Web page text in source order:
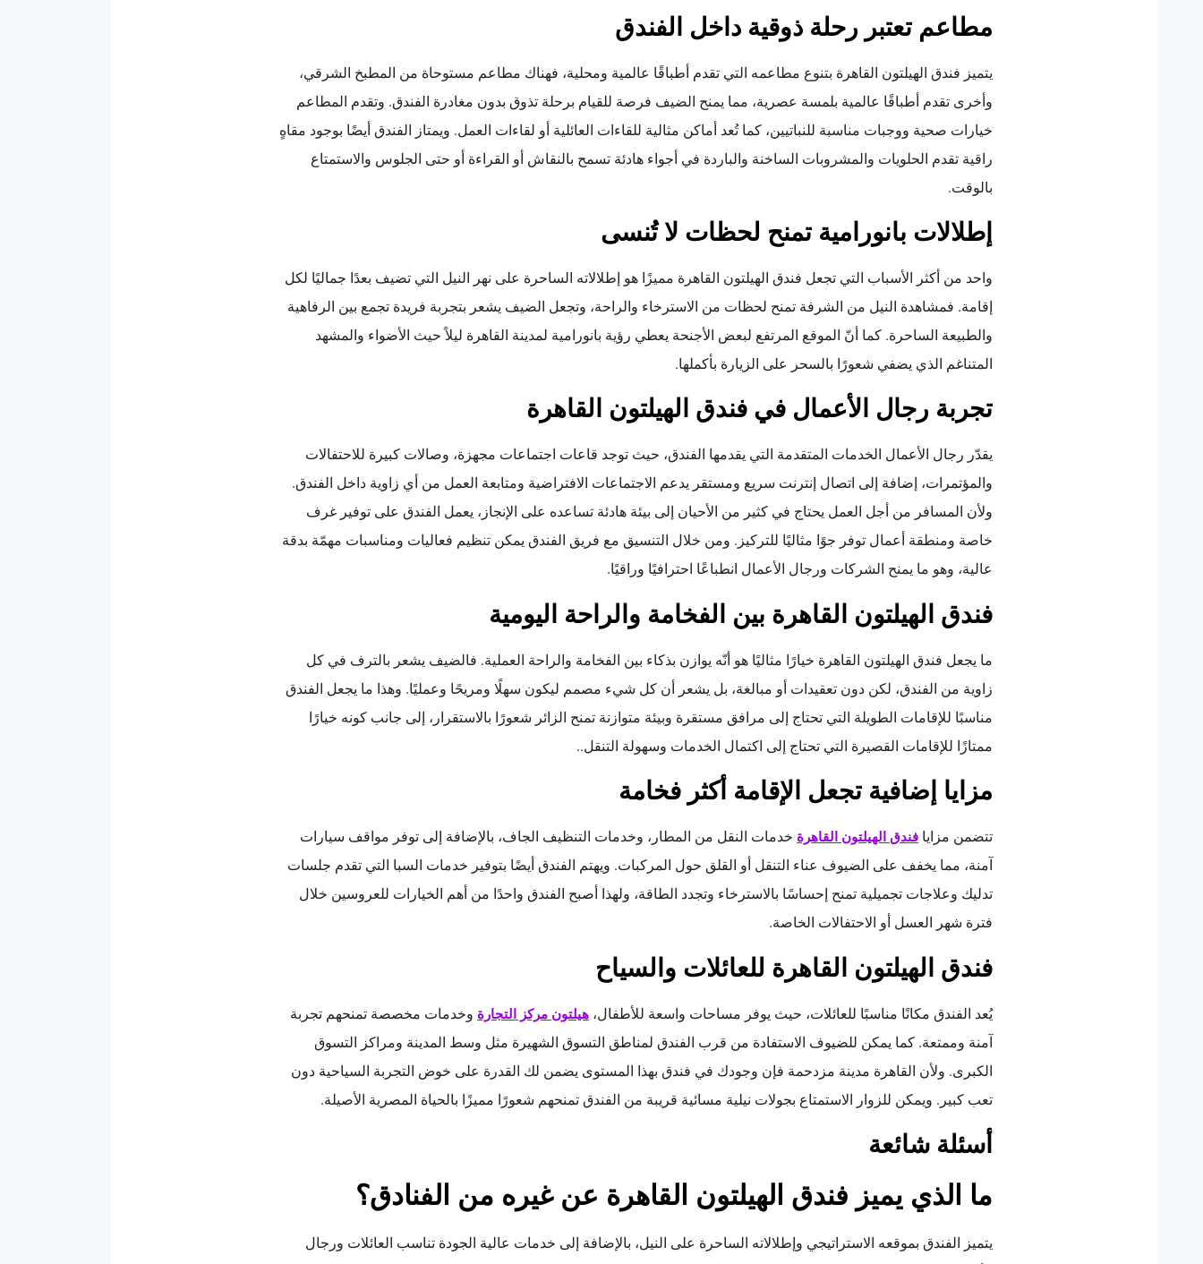
مطاعم تعتبر رحلة ذوقية داخل الفندق
يتميز فندق الهيلتون القاهرة بتنوع مطاعمه التي تقدم أطباقًا عالمية ومحلية، فهناك مطاعم مستوحاة من المطبخ الشرقي،
وأخرى تقدم أطباقًا عالمية بلمسة عصرية، مما يمنح الضيف فرصة للقيام برحلة تذوق بدون مغادرة الفندق. وتقدم المطاعم
خيارات صحية ووجبات مناسبة للنباتيين، كما تُعد أماكن مثالية للقاءات العائلية أو لقاءات العمل. ويمتاز الفندق أيضًا بوجود مقاهٍ
راقية تقدم الحلويات والمشروبات الساخنة والباردة في أجواء هادئة تسمح بالنقاش أو القراءة أو حتى الجلوس والاستمتاع
بالوقت.
إطلالات بانورامية تمنح لحظات لا تُنسى
واحد من أكثر الأسباب التي تجعل فندق الهيلتون القاهرة مميزًا هو إطلالاته الساحرة على نهر النيل التي تضيف بعدًا جماليًا لكل
إقامة. فمشاهدة النيل من الشرفة تمنح لحظات من الاسترخاء والراحة، وتجعل الضيف يشعر بتجربة فريدة تجمع بين الرفاهية
والطبيعة الساحرة. كما أنّ الموقع المرتفع لبعض الأجنحة يعطي رؤية بانورامية لمدينة القاهرة ليلاً حيث الأضواء والمشهد
المتناغم الذي يضفي شعورًا بالسحر على الزيارة بأكملها.
تجربة رجال الأعمال في فندق الهيلتون القاهرة
يقدّر رجال الأعمال الخدمات المتقدمة التي يقدمها الفندق، حيث توجد قاعات اجتماعات مجهزة، وصالات كبيرة للاحتفالات
والمؤتمرات، إضافة إلى اتصال إنترنت سريع ومستقر يدعم الاجتماعات الافتراضية ومتابعة العمل من أي زاوية داخل الفندق.
ولأن المسافر من أجل العمل يحتاج في كثير من الأحيان إلى بيئة هادئة تساعده على الإنجاز، يعمل الفندق على توفير غرف
خاصة ومنطقة أعمال توفر جوًا مثاليًا للتركيز. ومن خلال التنسيق مع فريق الفندق يمكن تنظيم فعاليات ومناسبات مهمّة بدقة
عالية، وهو ما يمنح الشركات ورجال الأعمال انطباعًا احترافيًا وراقيًا.
فندق الهيلتون القاهرة بين الفخامة والراحة اليومية
ما يجعل فندق الهيلتون القاهرة خيارًا مثاليًا هو أنّه يوازن بذكاء بين الفخامة والراحة العملية. فالضيف يشعر بالترف في كل
زاوية من الفندق، لكن دون تعقيدات أو مبالغة، بل يشعر أن كل شيء مصمم ليكون سهلًا ومريحًا وعمليًا. وهذا ما يجعل الفندق
مناسبًا للإقامات الطويلة التي تحتاج إلى مرافق مستقرة وبيئة متوازنة تمنح الزائر شعورًا بالاستقرار، إلى جانب كونه خيارًا
ممتازًا للإقامات القصيرة التي تحتاج إلى اكتمال الخدمات وسهولة التنقل..
مزايا إضافية تجعل الإقامة أكثر فخامة
تتضمن مزايا فندق الهيلتون القاهرة خدمات النقل من المطار، وخدمات التنظيف الجاف، بالإضافة إلى توفر مواقف سيارات
آمنة، مما يخفف على الضيوف عناء التنقل أو القلق حول المركبات. ويهتم الفندق أيضًا بتوفير خدمات السبا التي تقدم جلسات
تدليك وعلاجات تجميلية تمنح إحساسًا بالاسترخاء وتجدد الطاقة، ولهذا أصبح الفندق واحدًا من أهم الخيارات للعروسين خلال
فترة شهر العسل أو الاحتفالات الخاصة.
فندق الهيلتون القاهرة للعائلات والسياح
يُعد الفندق مكانًا مناسبًا للعائلات، حيث يوفر مساحات واسعة للأطفال، هيلتون مركز التجارة وخدمات مخصصة تمنحهم تجربة
آمنة وممتعة. كما يمكن للضيوف الاستفادة من قرب الفندق لمناطق التسوق الشهيرة مثل وسط المدينة ومراكز التسوق
الكبرى. ولأن القاهرة مدينة مزدحمة فإن وجودك في فندق بهذا المستوى يضمن لك القدرة على خوض التجربة السياحية دون
تعب كبير. ويمكن للزوار الاستمتاع بجولات نيلية مسائية قريبة من الفندق تمنحهم شعورًا مميزًا بالحياة المصرية الأصيلة.
أسئلة شائعة
ما الذي يميز فندق الهيلتون القاهرة عن غيره من الفنادق؟
يتميز الفندق بموقعه الاستراتيجي وإطلالاته الساحرة على النيل، بالإضافة إلى خدمات عالية الجودة تناسب العائلات ورجال